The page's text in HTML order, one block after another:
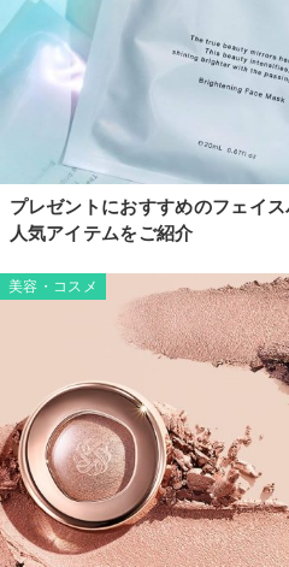
プレゼントにおすすめのフェイ
人気アイテムをご紹介
美容・コスメ